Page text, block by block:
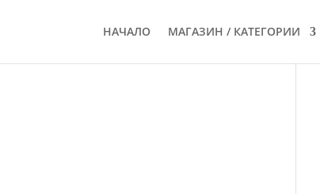
НАЧАЛО МАГАЗИН / КАТЕГОРИИ